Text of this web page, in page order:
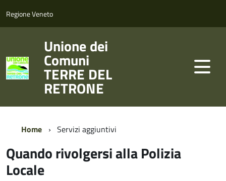
Regione Veneto
Unione dei
Comuni
TERRE DEL
RETRONE
Home Servizi aggiuntivi
Quando rivolgersi alla Polizia
Locale